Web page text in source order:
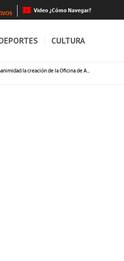
Video ¿Cómo Navegar?
CULTURA
la creación de la Oficina de A...